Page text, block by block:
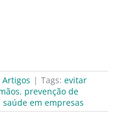
Artigos | Tags: evitar
, prevenção de
saúde em empresas